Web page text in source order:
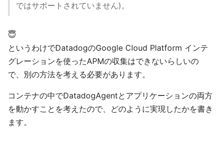
ではサポートされていません)。
😇
というわけでDatadogのGoogle Cloud Platform インテ
グレーションを使ったAPMの収集はできないらしいの
で、別の方法を考える必要があります。
コンテナの中でDatadogAgentとアプリケーションの両方
を動かすことを考えたので、どのように実現したかを書き
ます。